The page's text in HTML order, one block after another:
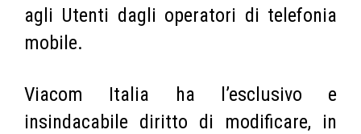
agli Utenti dagli operatori di telefonia
mobile.
Viacom Italia ha l’esclusivo e
insindacabile diritto di modificare, in